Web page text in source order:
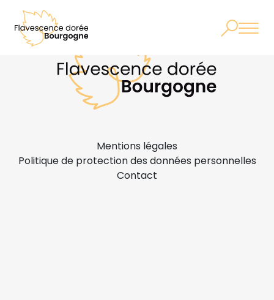
Mentions légales
Politique de protection des données personnelles
Contact